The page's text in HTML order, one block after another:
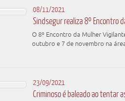
08/11/2021
Sindsegur realiza 8º Encontro
O 8º Encontro da Mulher
outubro e 7 de novembro na
23/09/2021
Criminoso é baleado ao tentar